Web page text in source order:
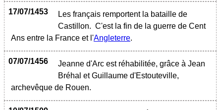
17/07/1453
Les français remportent la bataille de
Castillon. C'est la fin de la guerre de Cent
Ans entre la France et l'Angleterre.
07/07/1456
Jeanne d'Arc est réhabilitée, grâce à Jean
Bréhal et Guillaume d'Estouteville,
archevêque de Rouen.